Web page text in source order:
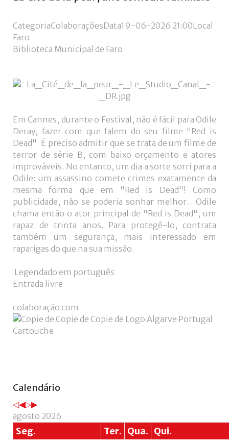
CategoriaColaboraçõesData19-06-2026 21:00Local
Faro
Biblioteca Municipal de Faro
Em Cannes, durante o Festival, não é fácil para Odile
Deray, fazer com que falem do seu filme "Red is
Dead". É preciso admitir que se trata de um filme de
terror de série B, com baixo orçamento e atores
improváveis. No entanto, um dia a sorte sorri para a
Odile: um assassino comete crimes exatamente da
mesma forma que em "Red is Dead"! Como
publicidade, não se poderia sonhar melhor... Odile
chama então o ator principal de "Red is Dead", um
rapaz de trinta anos. Para protegê-lo, contrata
também um segurança, mais interessado em
raparigas do que na sua missão.
Legendado em português
Entrada livre
colaboração com
Calendário
AnoMês
Próximo
Próximo
agosto 2026
Seg. Ter. Qua. Qui.
de
/
Login
with
Facebook
Login
with
Google